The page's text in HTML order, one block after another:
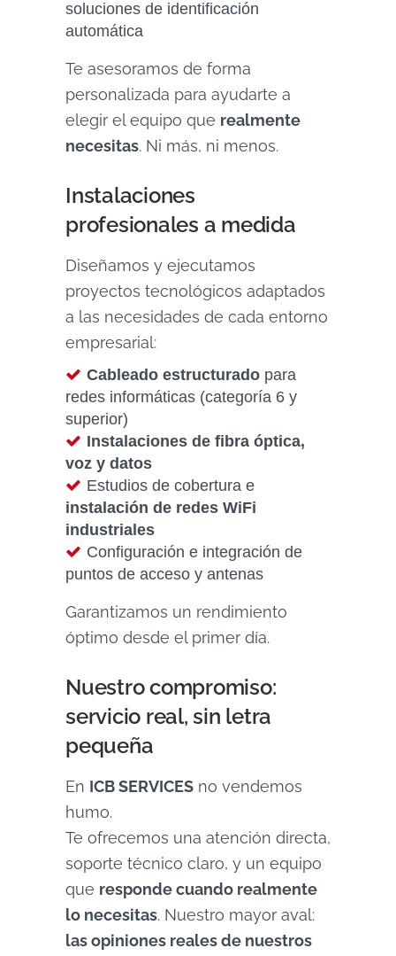
soluciones de identificación
automática
Te asesoramos de forma
personalizada para ayudarte a
elegir el equipo que realmente
necesitas. Ni más, ni menos.
Instalaciones
profesionales a medida
Diseñamos y ejecutamos
proyectos tecnológicos adaptados
a las necesidades de cada entorno
empresarial:
Cableado estructurado para
redes informáticas (categoría 6 y
superior)
Instalaciones de fibra óptica,
voz y datos
Estudios de cobertura e
instalación de redes WiFi
industriales
Configuración e integración de
puntos de acceso y antenas
Garantizamos un rendimiento
óptimo desde el primer día.
Nuestro compromiso:
servicio real, sin letra
pequeña
En ICB SERVICES no vendemos
humo.
Te ofrecemos una atención directa,
soporte técnico claro, y un equipo
que responde cuando realmente
lo necesitas. Nuestro mayor aval:
las opiniones reales de nuestros